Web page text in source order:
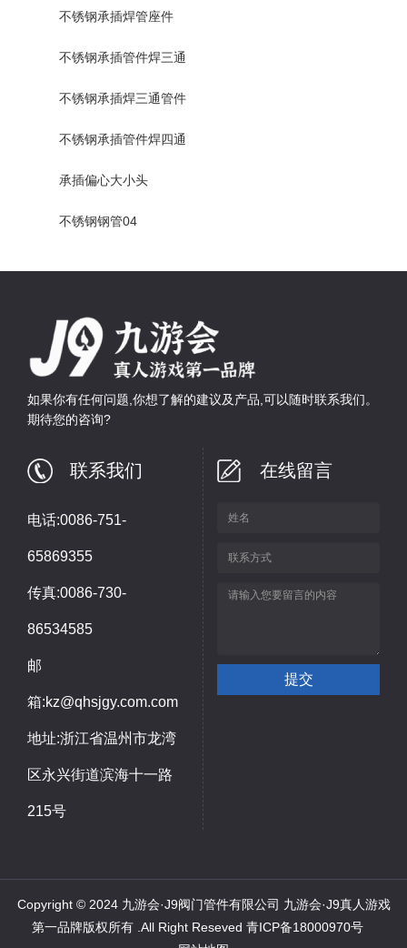
不锈钢承插焊管座件
不锈钢承插管件焊三通
不锈钢承插焊三通管件
不锈钢承插管件焊四通
承插偏心大小头
不锈钢钢管04
如果你有任何问题,你想了解的建议及产品,可以随时联系我们。
期待您的咨询?
联系我们
电话:0086-751-
65869355
传真:0086-730-
86534585
邮
箱:kz@qhsjgy.com.com
地址:浙江省温州市龙湾
区永兴街道滨海十一路
215号
在线留言
Copyright © 2024 九游会·J9阀门管件有限公司 九游会·J9真人游戏
第一品牌版权所有 .All Right Reseved 青ICP备18000970号